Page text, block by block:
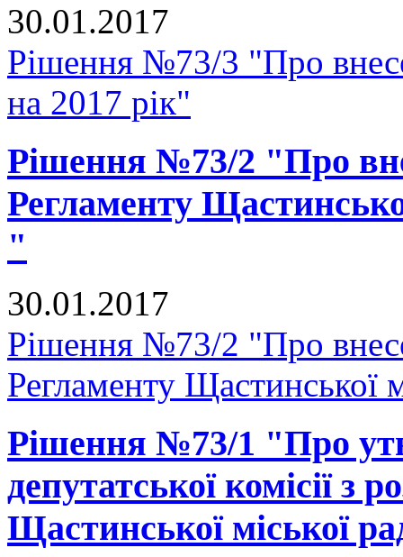
30.01.2017
Рішення №73/3 "Про
на 2017 рік"
Рішення №73/2 "Про
Регламенту
"
30.01.2017
Рішення №73/2 "Про
Регламенту Щастинської
Рішення №73/1 "Про
депутатської комісії з
Щастинської міської